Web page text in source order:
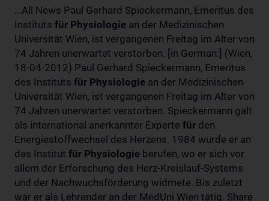
...All News Paul Gerhard Spieckermann, Emeritus des
Instituts für Physiologie an der Medizinischen
Universität Wien, ist vergangenen Freitag im Alter von
74 Jahren unerwartet verstorben. [in German:] (Wien,
18-04-2012) Paul Gerhard Spieckermann, Emeritus
des Instituts für Physiologie an der Medizinischen
Universität Wien, ist vergangenen Freitag im Alter von
74 Jahren unerwartet verstorben. Spieckermann galt
als international anerkannter Experte für den
Energiestoffwechsel des Herzens. 1984 wurde er an
das Institut für Physiologie berufen, wo er sich vor
allem der Erforschung des Herz-Kreislauf-Systems
und der Nachwuchsförderung widmete. Bis zuletzt
war er als Lehrender an der MedUni Wien tätig. Share